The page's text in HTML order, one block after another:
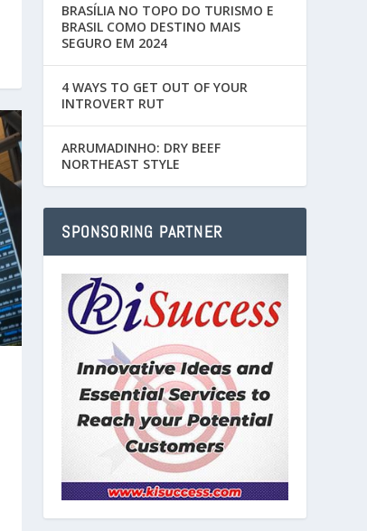
BRASÍLIA NO TOPO DO TURISMO E
BRASIL COMO DESTINO MAIS
SEGURO EM 2024
4 WAYS TO GET OUT OF YOUR
INTROVERT RUT
ARRUMADINHO: DRY BEEF
NORTHEAST STYLE
SPONSORING PARTNER